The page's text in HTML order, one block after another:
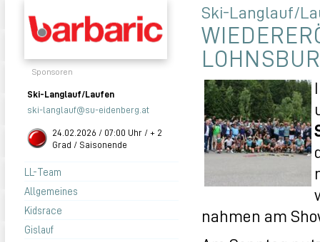
Sponsoren
Ski-Langlauf/Laufen
ski-langlauf@su-eidenberg.at
24.02.2026 / 07:00 Uhr / + 2
Grad / Saisonende
LL-Team
Allgemeines
Kidsrace
Gislauf
Ski-Langlauf/
nahmen am